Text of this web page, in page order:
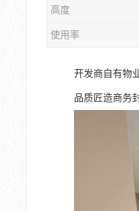
高度
使用率
开发商自有物
品质匠造商务